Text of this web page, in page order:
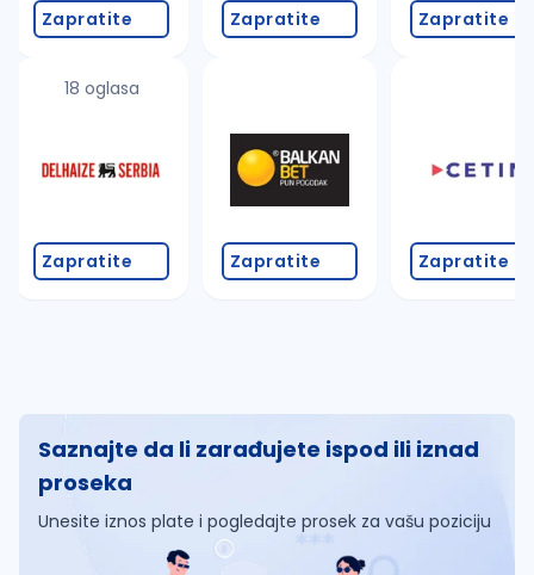
Zapratite
18 oglasa
Zapratite
Zapratite
Zapratite
Zapratite
Zapratite
Saznajte da li zarađujete ispod ili iznad
proseka
Unesite iznos plate i pogledajte prosek za vašu poziciju